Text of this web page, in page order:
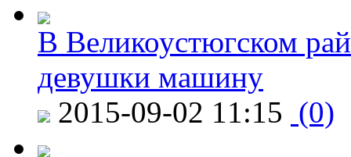
В Великоустюгском
девушки машину
2015-09-02 11:15 (0)